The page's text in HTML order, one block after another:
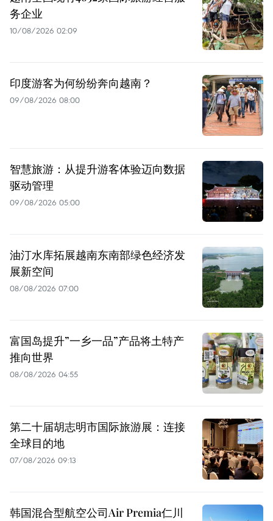
务企业
10/08/2026 02:09
印度游客为何纷纷奔向越南？
09/08/2026 08:00
智慧旅游：从提升游客体验迈向数据
驱动管理
09/08/2026 05:00
油汀水库拓展越南东南部绿色经济发
展新空间
08/08/2026 07:00
富国岛提升”一乡一品”产品将土特产
推向世界
08/08/2026 04:55
第二十届胡志明市国际旅游展：连接
全球目的地
07/08/2026 09:13
韩国混合型航空公司Air Premia仁川